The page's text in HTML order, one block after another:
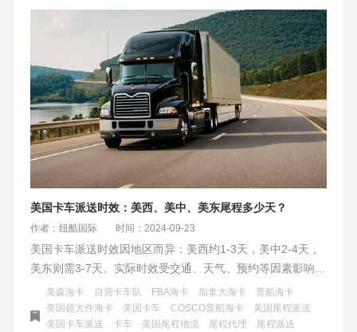
美国卡车派送时效：美西、美中、美东尾程多少天？
作者：纽酷国际 时间：2024-09-23
美国卡车派送时效因地区而异：美西约1-3天，美中2-4天，
美东则需3-7天。实际时效受交通、天气、预约等因素影响，
季节性变化及货物特性也需考虑。选择合适的运输公司和灵
活应对物流动态是关键。
美森海卡 自营卡车队 FBA海卡 加拿大海卡
普船海卡
美国超大件海卡
美国卡车 COSCO普船海卡
美国尾程派送
美国卡车派送
卡车 美国尾程物流 尾程代理
尾程派送